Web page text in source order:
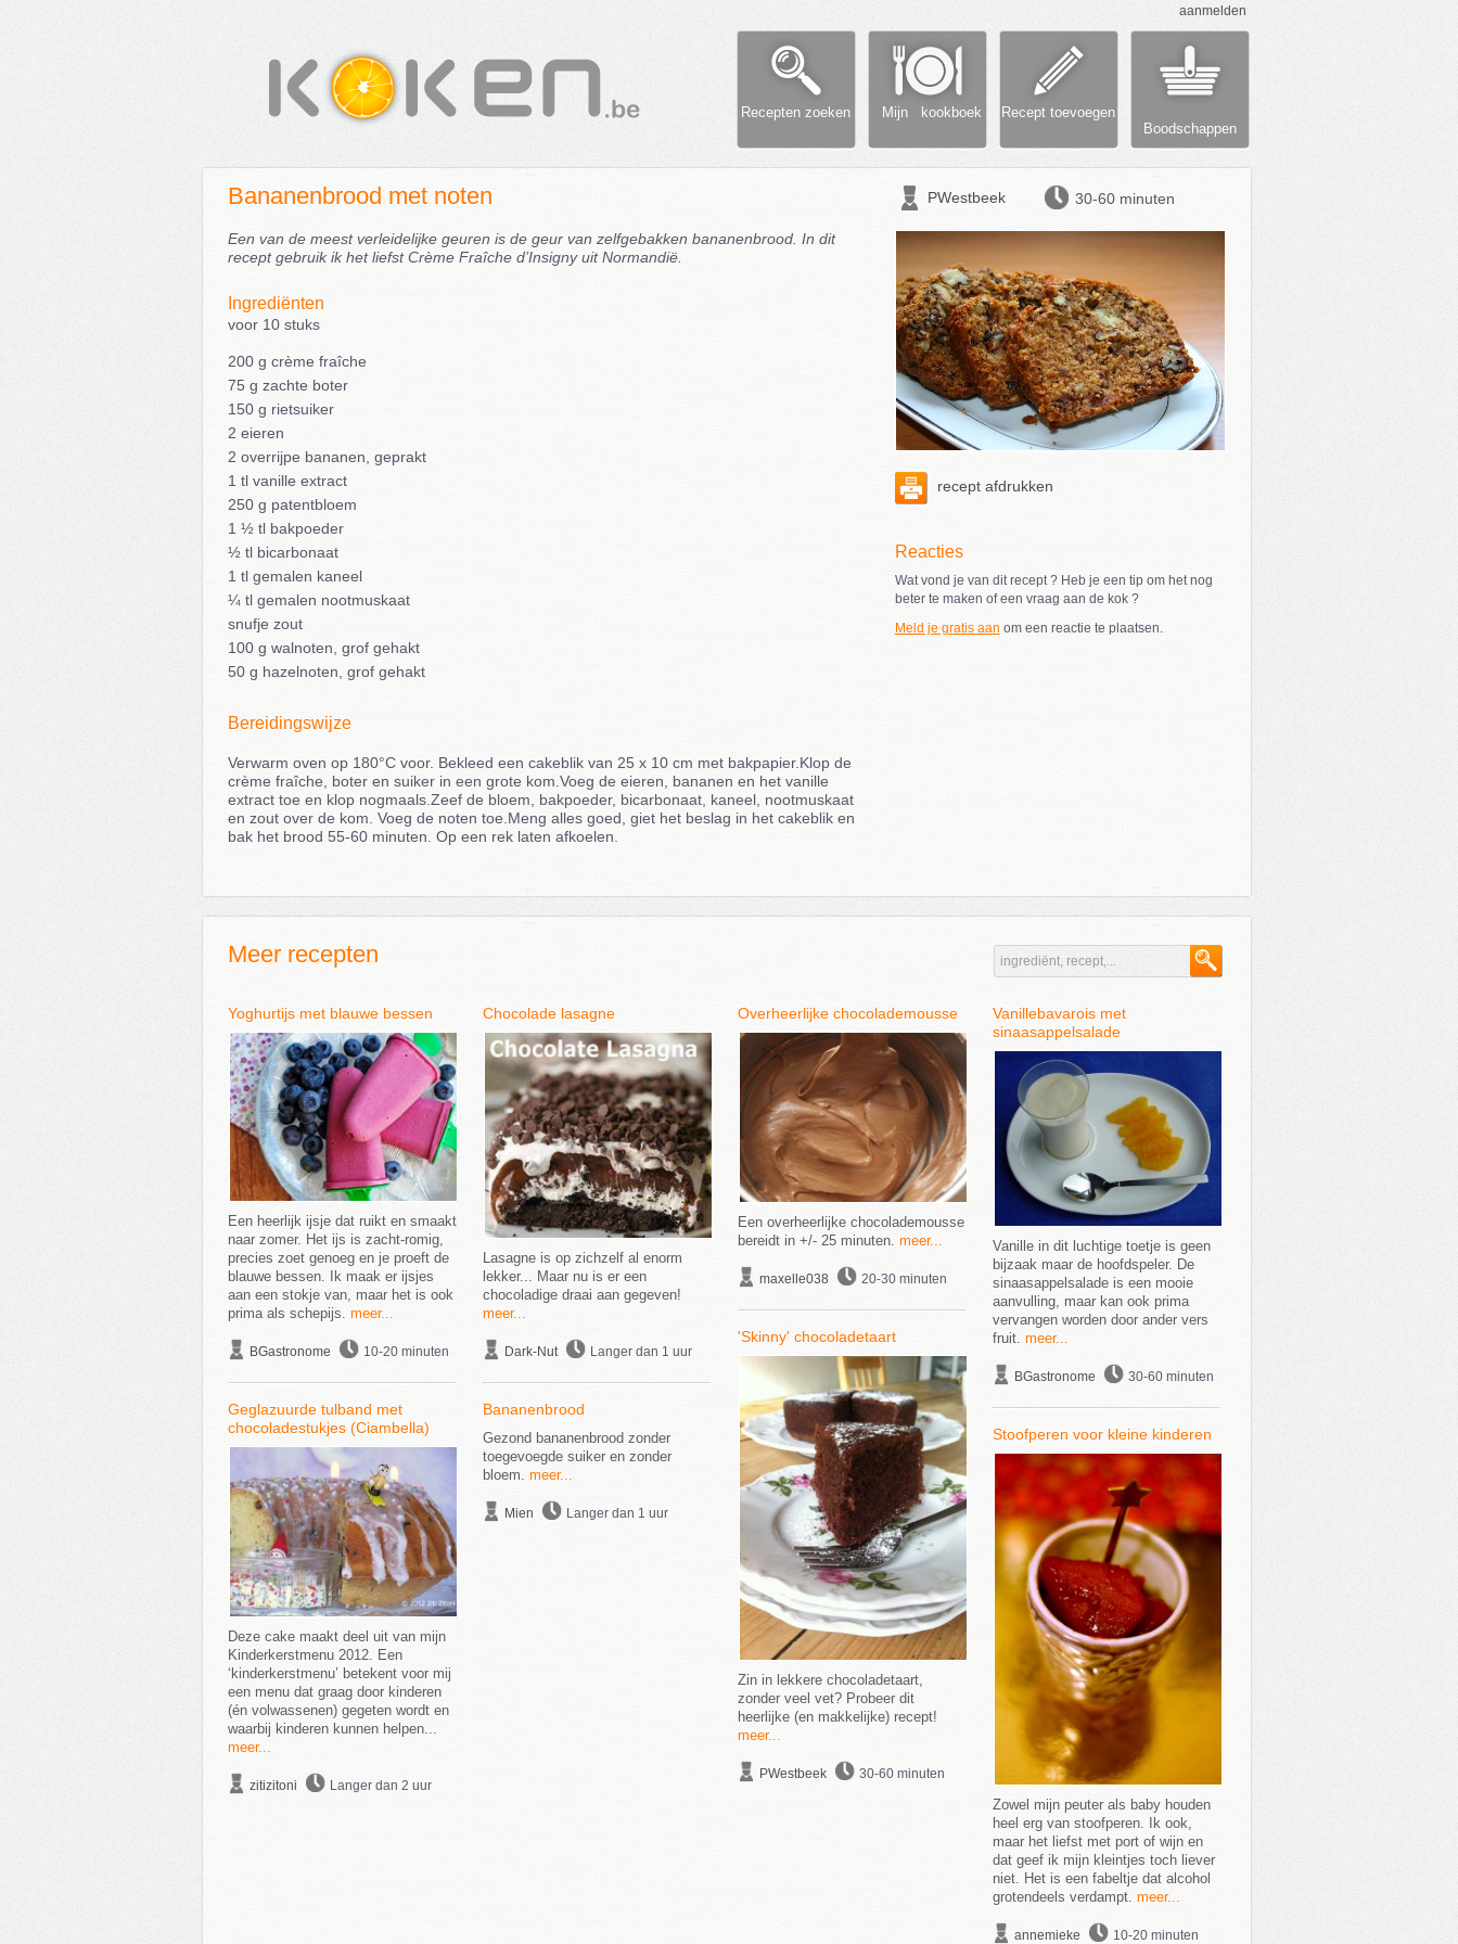
aanmelden
Recepten zoeken Mijn kookboek
Recept toevoegen
Boodschappen
Bananenbrood met noten PWestbeek 30-60 minuten
Een van de meest verleidelijke geuren is de geur van zelfgebakken bananenbrood. In dit
recept gebruik ik het liefst Crème Fraîche d’Insigny uit Normandië.
Ingrediënten
voor 10 stuks
200 g crème fraîche
75 g zachte boter
150 g rietsuiker
2 eieren
2 overrijpe bananen, geprakt
1 tl vanille extract
250 g patentbloem
1 ½ tl bakpoeder
½ tl bicarbonaat
1 tl gemalen kaneel
¼ tl gemalen nootmuskaat
snufje zout
100 g walnoten, grof gehakt
50 g hazelnoten, grof gehakt
Bereidingswijze
Verwarm oven op 180°C voor. Bekleed een cakeblik van 25 x 10 cm met bakpapier.Klop de
crème fraîche, boter en suiker in een grote kom.Voeg de eieren, bananen en het vanille
extract toe en klop nogmaals.Zeef de bloem, bakpoeder, bicarbonaat, kaneel, nootmuskaat
en zout over de kom. Voeg de noten toe.Meng alles goed, giet het beslag in het cakeblik en
bak het brood 55-60 minuten. Op een rek laten afkoelen.
recept afdrukken
Reacties
Wat vond je van dit recept ? Heb je een tip om het nog
beter te maken of een vraag aan de kok ?
Meld je gratis aan om een reactie te plaatsen.
Meer recepten
Yoghurtijs met blauwe bessen
Een heerlijk ijsje dat ruikt en smaakt
naar zomer. Het ijs is zacht-romig,
precies zoet genoeg en je proeft de
blauwe bessen. Ik maak er ijsjes
aan een stokje van, maar het is ook
prima als schepijs. meer...
BGastronome 10-20 minuten
Geglazuurde tulband met
chocoladestukjes (Ciambella)
Deze cake maakt deel uit van mijn
Kinderkerstmenu 2012. Een
‘kinderkerstmenu’ betekent voor mij
een menu dat graag door kinderen
(én volwassenen) gegeten wordt en
waarbij kinderen kunnen helpen...
meer...
zitizitoni Langer dan 2 uur
Chocolade lasagne
Lasagne is op zichzelf al enorm
lekker... Maar nu is er een
chocoladige draai aan gegeven!
meer...
Dark-Nut Langer dan 1 uur
Bananenbrood
Gezond bananenbrood zonder
toegevoegde suiker en zonder
bloem. meer...
Mien Langer dan 1 uur
Overheerlijke chocolademousse
Een overheerlijke chocolademousse
bereidt in +/- 25 minuten. meer...
maxelle038 20-30 minuten
'Skinny' chocoladetaart
Zin in lekkere chocoladetaart,
zonder veel vet? Probeer dit
heerlijke (en makkelijke) recept!
meer...
PWestbeek 30-60 minuten
Vanillebavarois met
sinaasappelsalade
Vanille in dit luchtige toetje is geen
bijzaak maar de hoofdspeler. De
sinaasappelsalade is een mooie
aanvulling, maar kan ook prima
vervangen worden door ander vers
fruit. meer...
BGastronome 30-60 minuten
Stoofperen voor kleine kinderen
Zowel mijn peuter als baby houden
heel erg van stoofperen. Ik ook,
maar het liefst met port of wijn en
dat geef ik mijn kleintjes toch liever
niet. Het is een fabeltje dat alcohol
grotendeels verdampt. meer...
annemieke 10-20 minuten